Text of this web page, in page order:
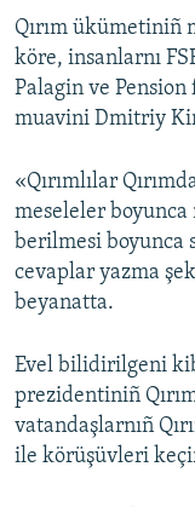
Qırım ükümetiniñ
köre, insanlarnı
Palagin ve
muavini Dmitriy
«Qırımlılar
meseleler
berilmesi boyunca
cevaplar yazma
beyanatta.
Evel bilidirilgeni
prezidentiniñ
vatandaşlarnıñ
ile körüşüvleri